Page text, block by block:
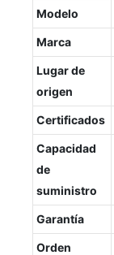
Modelo
Marca
Lugar de
origen
Certificados
Capacidad
de
suministro
Garantía
Orden